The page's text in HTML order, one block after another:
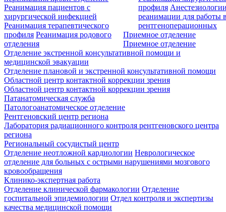
Реанимация пациентов с
хирургической инфекцией
Реанимация терапевтического
профиля Реанимация родового
отделения
профиля
реанимации для работы
рентгеноперационных
Приемное отделение
Приемное отделение
Отделение экстренной консультативной помощи и
медицинской эвакуации
Отделение плановой и экстренной консультативной помощи
Областной центр контактной коррекции зрения
Областной центр контактной коррекции зрения
Патанатомическая служба
Патологоанатомическое отделение
Рентгеновский центр региона
Лаборатория радиационного контроля рентгеновского центра
региона
Региональный сосудистый центр
Отделение неотложной кардиологии Неврологическое
отделение для больных с острыми нарушениями мозгового
кровообращения
Клинико-экспертная работа
Отделение клинической фармакологии Отделение
госпитальной эпидемиологии Отдел контроля и экспертизы
качества медицинской помощи